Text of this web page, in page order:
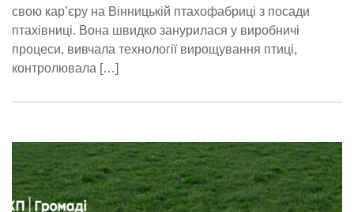
свою кар’єру на Вінницькій птахофабриці з посади
птахівниці. Вона швидко занурилася у виробничі
процеси, вивчала технології вирощування птиці,
контролювала […]